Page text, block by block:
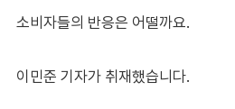
소비자들의 반응은 어떨까요.
이민준 기자가 취재했습니다.